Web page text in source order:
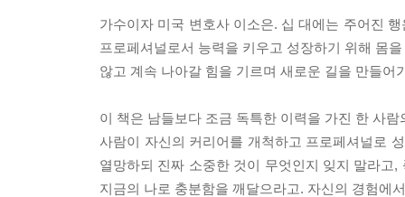
가수이자 미국 변호사 이소은. 십 대에는 주어진
프로페셔널로서 능력을 키우고 성장하기 위해 몸
않고 계속 나아갈 힘을 기르며 새로운 길을 만들어
이 책은 남들보다 조금 독특한 이력을 가진 한 사
사람이 자신의 커리어를 개척하고 프로페셔널로
열망하되 진짜 소중한 것이 무엇인지 잊지 말라고
지금의 나로 충분함을 깨달으라고. 자신의 경험에